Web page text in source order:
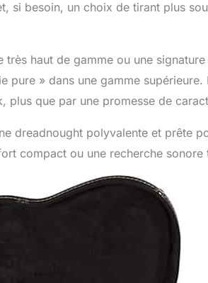
si besoin, un choix de tirant plus
haut de gamme ou une
pure » dans une gamme
que par une promesse de
dreadnought polyvalente et prête
compact ou une recherche sonore